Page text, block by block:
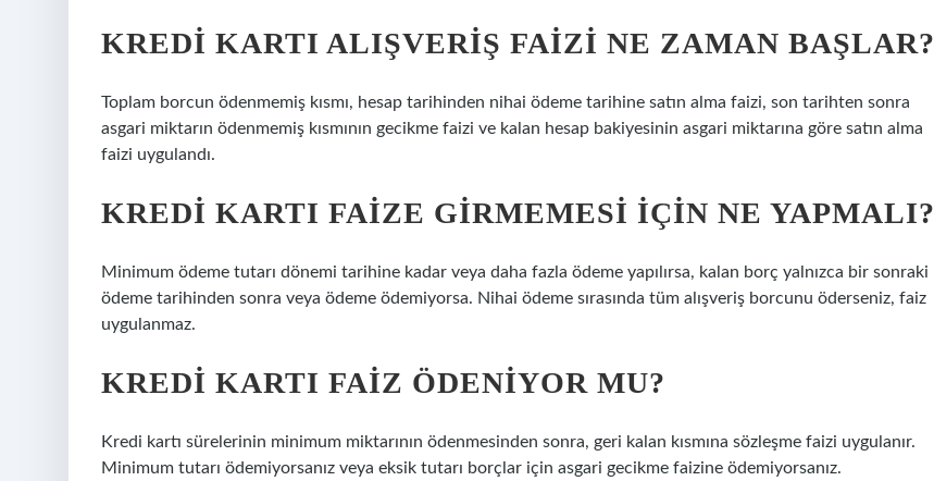
KREDI KARTI ALIŞVERIŞ FAIZI NE ZAMAN BAŞLAR?
Toplam borcun ödenmemiş kısmı, hesap tarihinden nihai ödeme tarihine satın alma faizi, son tarihten sonra
asgari miktarın ödenmemiş kısmının gecikme faizi ve kalan hesap bakiyesinin asgari miktarına göre satın alma
faizi uygulandı.
KREDI KARTI FAIZE GIRMEMESI IÇIN NE YAPMALI?
Minimum ödeme tutarı dönemi tarihine kadar veya daha fazla ödeme yapılırsa, kalan borç yalnızca bir sonraki
ödeme tarihinden sonra veya ödeme ödemiyorsa. Nihai ödeme sırasında tüm alışveriş borcunu öderseniz, faiz
uygulanmaz.
KREDI KARTI FAIZ ÖDENIYOR MU?
Kredi kartı sürelerinin minimum miktarının ödenmesinden sonra, geri kalan kısmına sözleşme faizi uygulanır.
Minimum tutarı ödemiyorsanız veya eksik tutarı borçlar için asgari gecikme faizine ödemiyorsanız.